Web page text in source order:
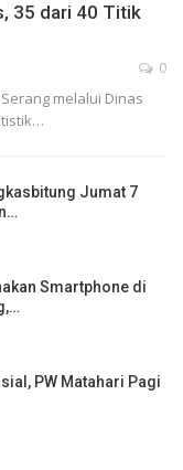
35 dari 40 Titik
0
melalui Dinas
Jumat 7
Smartphone di
PW Matahari Pagi